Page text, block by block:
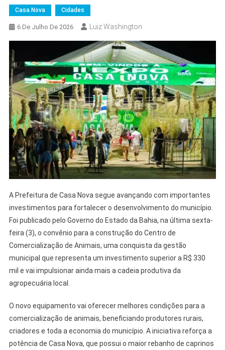
Casa Nova Cidades
6 De Julho De 2026 Luiz Washington
A Prefeitura de Casa Nova segue avançando com importantes
investimentos para fortalecer o desenvolvimento do município.
Foi publicado pelo Governo do Estado da Bahia, na última sexta-
feira (3), o convênio para a construção do Centro de
Comercialização de Animais, uma conquista da gestão
municipal que representa um investimento superior a R$ 330
mil e vai impulsionar ainda mais a cadeia produtiva da
agropecuária local.
O novo equipamento vai oferecer melhores condições para a
comercialização de animais, beneficiando produtores rurais,
criadores e toda a economia do município. A iniciativa reforça a
potência de Casa Nova, que possui o maior rebanho de caprinos